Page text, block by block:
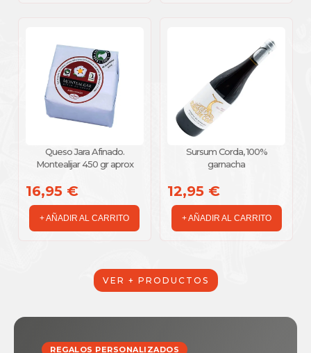
Queso Jara Afinado.
Montealijar 450 gr aprox
16,95 €
+ AÑADIR AL CARRITO
Sursum Corda, 100%
garnacha
12,95 €
+ AÑADIR AL CARRITO
VER + PRODUCTOS
REGALOS PERSONALIZADOS